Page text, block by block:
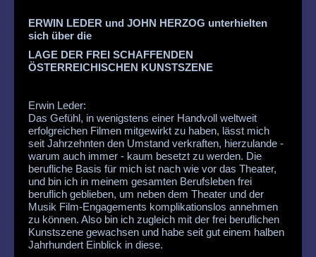
ERWIN LEDER und JOHN HERZOG unterhielten
sich über die
LAGE DER FREI SCHAFFENDEN
ÖSTERREICHISCHEN KUNSTSZENE
Erwin Leder:
Das Gefühl, in wenigstens einer Handvoll weltweit
erfolgreichen Filmen mitgewirkt zu haben, lässt mich
seit Jahrzehnten den Umstand verkraften, hierzulande -
warum auch immer - kaum besetzt zu werden. Die
berufliche Basis für mich ist nach wie vor das Theater,
und bin ich in meinem gesamten Berufsleben frei
beruflich geblieben, um neben dem Theater und der
Musik Film-Engagements komplikationslos annehmen
zu können. Also bin ich zugleich mit der frei beruflichen
Kunstszene gewachsen und habe seit gut einem halben
Jahrhundert Einblick in diese.